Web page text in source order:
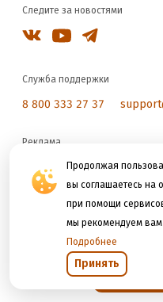
Продолжая
вы соглашаетесь на
при помощи
мы рекомендуем вам
Подробнее
Принять
Следите за новостями
Служба поддержки
8 800 333 27 37
Реклама
reklama@litres.ru
Мы принимаем к оплате
Открыть